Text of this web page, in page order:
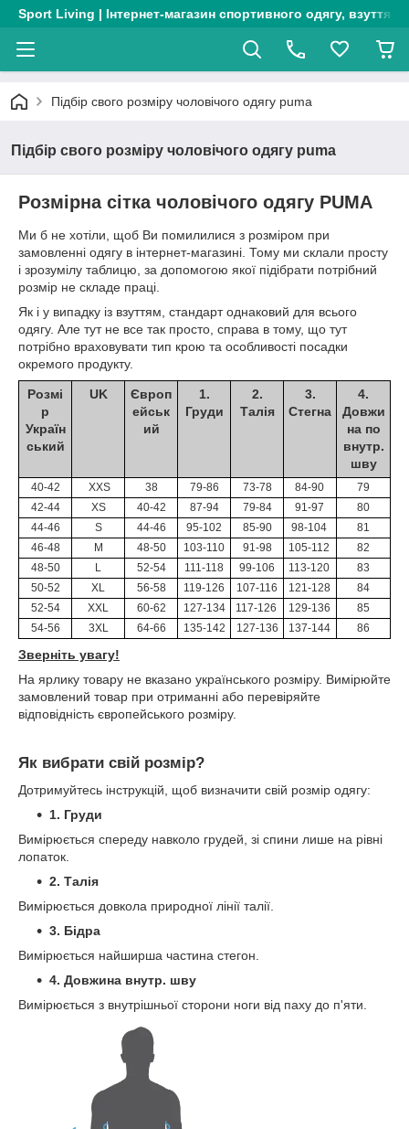
Sport Living | Інтернет-магазин спортивного одягу, взуття
Підбір свого розміру чоловічого одягу puma
Підбір свого розміру чоловічого одягу puma
Розмірна сітка чоловічого одягу PUMA
Ми б не хотіли, щоб Ви помилилися з розміром при
замовленні одягу в інтернет-магазині. Тому ми склали просту
і зрозумілу таблицю, за допомогою якої підібрати потрібний
розмір не складе праці.
Як і у випадку із взуттям, стандарт однаковий для всього
одягу. Але тут не все так просто, справа в тому, що тут
потрібно враховувати тип крою та особливості посадки
окремого продукту.
Розмі
р
Україн
ський
UK
Європ
ейськ
ий
1.
Груди
2.
Талія
3.
Стегна
4.
Довжи
на по
внутр.
шву
40-42 XXS 38 79-86 73-78 84-90
79
42-44
XS 40-42 87-94 79-84 91-97
80
44-46
S 44-46 95-102 85-90 98-104
81
46-48
M 48-50 103-110 91-98 105-112
82
48-50
L 52-54 111-118 99-106 113-120
83
50-52
XL 56-58 119-126 107-116 121-128
84
52-54
XXL 60-62 127-134 117-126 129-136
85
54-56
3XL 64-66 135-142 127-136 137-144 86
Зверніть увагу!
На ярлику товару не вказано українського розміру. Вимірюйте
замовлений товар при отриманні або перевіряйте
відповідність європейського розміру.
Як вибрати свій розмір?
Дотримуйтесь інструкцій, щоб визначити свій розмір одягу:
1. Груди
Вимірюється спереду навколо грудей, зі спини лише на рівні
лопаток.
2. Талія
Вимірюється довкола природної лінії талії.
3. Бідра
Вимірюється найширша частина стегон.
4. Довжина внутр. шву
Вимірюється з внутрішньої сторони ноги від паху до п'яти.